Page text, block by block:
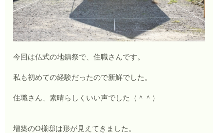
今回は仏式の地鎮祭で、住職さんです。
私も初めての経験だったので新鮮でした。
住職さん、素晴らしくいい声でした（＾＾）
増築のO様邸は形が見えてきました。